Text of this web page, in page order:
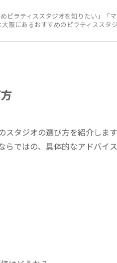
ピラティススタジオを知りたい」「
阪にあるおすすめのピラティススタ
タジオの選び方を紹介しま
らではの、具体的なアドバイ